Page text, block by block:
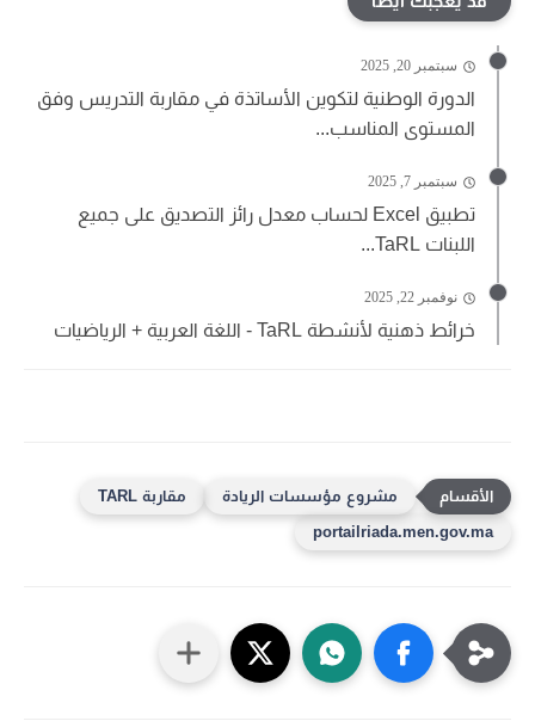
سبتمبر 20, 2025
الدورة الوطنية لتكوين الأساتذة في مقاربة التدريس وفق
المستوى المناسب...
سبتمبر 7, 2025
تطبيق Excel لحساب معدل رائز التصديق على جميع
اللبنات TaRL...
نوفمبر 22, 2025
خرائط ذهنية لأنشطة TaRL - اللغة العربية + الرياضيات
مشروع مؤسسات الريادة
مقاربة TARL
portailriada.men.gov.ma